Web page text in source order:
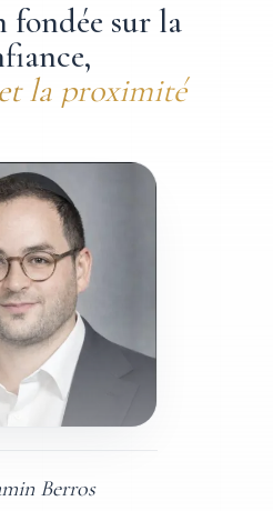
fondée sur la
,
la proximité
Berros